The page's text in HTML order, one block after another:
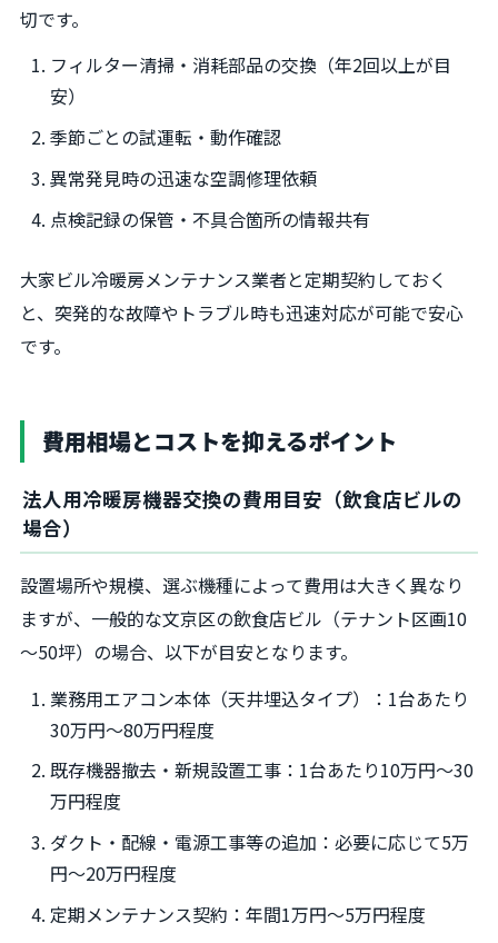
切です。
フィルター清掃・消耗部品の交換（年2回以上が目
安）
季節ごとの試運転・動作確認
異常発見時の迅速な空調修理依頼
点検記録の保管・不具合箇所の情報共有
大家ビル冷暖房メンテナンス業者と定期契約しておく
と、突発的な故障やトラブル時も迅速対応が可能で安心
です。
費用相場とコストを抑えるポイント
法人用冷暖房機器交換の費用目安（飲食店ビルの
場合）
設置場所や規模、選ぶ機種によって費用は大きく異なり
ますが、一般的な文京区の飲食店ビル（テナント区画10
～50坪）の場合、以下が目安となります。
業務用エアコン本体（天井埋込タイプ）：1台あたり
30万円～80万円程度
既存機器撤去・新規設置工事：1台あたり10万円～30
万円程度
ダクト・配線・電源工事等の追加：必要に応じて5万
円～20万円程度
定期メンテナンス契約：年間1万円～5万円程度